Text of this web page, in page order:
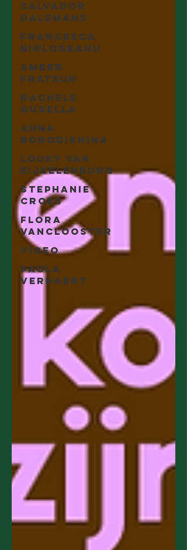
Salvador
Dalemans
Francesca
Birlogeanu
Amber
Frateur
Rachele
Gusella
Anna
Borodikhina
Louky van
Eijkelenburg
Stephanie
Croes
Flora
Vanclooster
Video
Paola
Verhaert